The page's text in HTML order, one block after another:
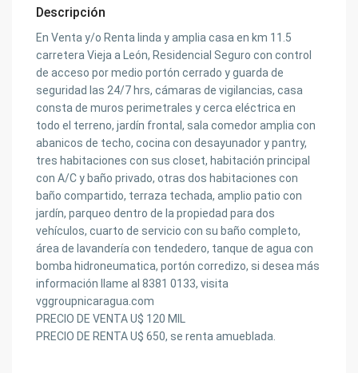
Descripción
En Venta y/o Renta linda y amplia casa en km 11.5
carretera Vieja a León, Residencial Seguro con control
de acceso por medio portón cerrado y guarda de
seguridad las 24/7 hrs, cámaras de vigilancias, casa
consta de muros perimetrales y cerca eléctrica en
todo el terreno, jardín frontal, sala comedor amplia con
abanicos de techo, cocina con desayunador y pantry,
tres habitaciones con sus closet, habitación principal
con A/C y baño privado, otras dos habitaciones con
baño compartido, terraza techada, amplio patio con
jardín, parqueo dentro de la propiedad para dos
vehículos, cuarto de servicio con su baño completo,
área de lavandería con tendedero, tanque de agua con
bomba hidroneumatica, portón corredizo, si desea más
información llame al 8381 0133, visita
vggroupnicaragua.com
PRECIO DE VENTA U$ 120 MIL
PRECIO DE RENTA U$ 650, se renta amueblada.